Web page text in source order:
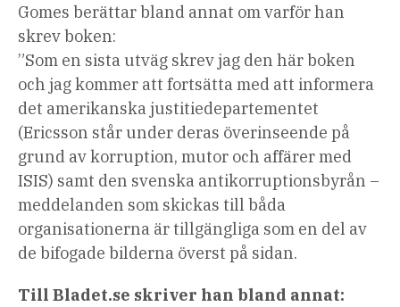
Gomes berättar bland annat om varför han
skrev boken:
”Som en sista utväg skrev jag den här boken
och jag kommer att fortsätta med att informera
det amerikanska justitiedepartementet
(Ericsson står under deras överinseende på
grund av korruption, mutor och affärer med
ISIS) samt den svenska antikorruptionsbyrån –
meddelanden som skickas till båda
organisationerna är tillgängliga som en del av
de bifogade bilderna överst på sidan.
Till Bladet.se skriver han bland annat: